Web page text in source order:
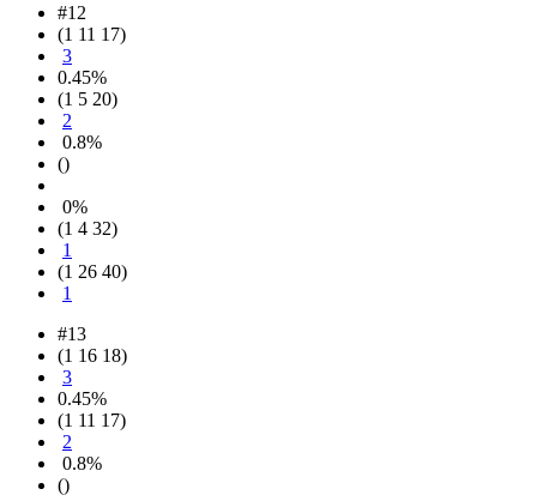
#12
(1 11 17)
3
0.45%
(1 5 20)
2
0.8%
()
0%
(1 4 32)
1
(1 26 40)
1
#13
(1 16 18)
3
0.45%
(1 11 17)
2
0.8%
()